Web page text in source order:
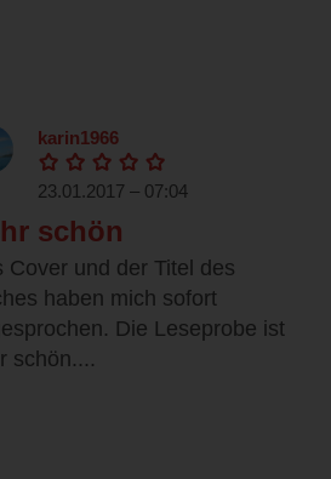
karin1966
23.01.2017 – 07:04
schön
Cover und der Titel des
haben mich sofort
Die Leseprobe ist
schön....